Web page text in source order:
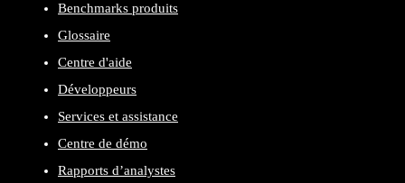
Benchmarks produits
Glossaire
Centre d'aide
Développeurs
Services et assistance
Centre de démo
Rapports d’analystes